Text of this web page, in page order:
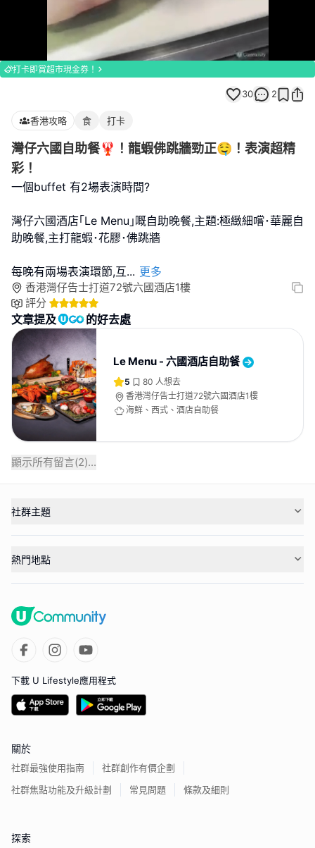
Loaded:
100.00%
打卡即賞超市現金券！
30 2
香港攻略 食 打卡
灣仔六國自助餐🦞！龍蝦佛跳牆勁正🤤！表演超精
彩！
一個buffet 有2場表演時間?
灣仔六國酒店｢Le Menu｣嘅自助晚餐,主題:極緻細嚐･華麗自
助晚餐,主打龍蝦･花膠･佛跳牆
每晚有兩場表演環節,互... 更多
香港灣仔告士打道72號六國酒店1樓
評分
文章提及 的好去處
Le Menu - 六國酒店自助餐
5 80 人想去
香港灣仔告士打道72號六國酒店1樓
海鮮、西式、酒店自助餐
顯示所有留言(2)...
社群主題
熱門地點
下載 U Lifestyle應用程式
關於
社群最強使用指南
社群創作有價企劃
社群焦點功能及升級計劃
常見問題 條款及細則
探索